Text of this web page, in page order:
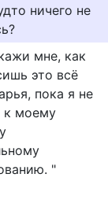
ничего не
мне, как
это всё
пока я не
к моему
"